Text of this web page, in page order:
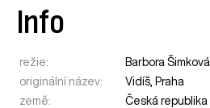
Info
režie:
Barbora Šimková
originální název:
Vidíš, Praha
země:
Česká republika